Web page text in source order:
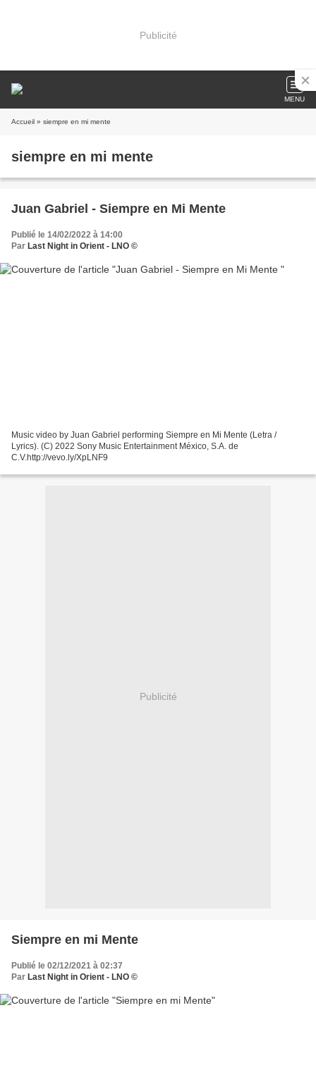
Publicité
MENU
Accueil » siempre en mi mente
siempre en mi mente
Juan Gabriel - Siempre en Mi Mente
Publié le 14/02/2022 à 14:00
Par Last Night in Orient - LNO ©
Music video by Juan Gabriel performing Siempre en Mi Mente (Letra /
Lyrics). (C) 2022 Sony Music Entertainment México, S.A. de
C.V.http://vevo.ly/XpLNF9
Publicité
Siempre en mi Mente
Publié le 02/12/2021 à 02:37
Par Last Night in Orient - LNO ©